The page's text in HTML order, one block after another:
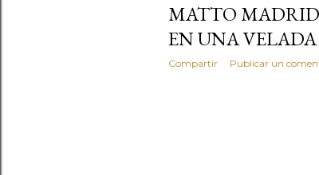
MATTO
EN UNA
Compartir Publicar un